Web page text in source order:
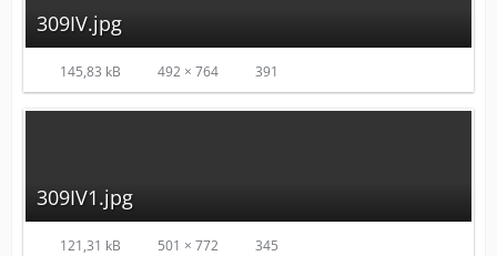
309IV.jpg
145,83 kB 492 × 764 391
309IV1.jpg
121,31 kB 501 × 772 345